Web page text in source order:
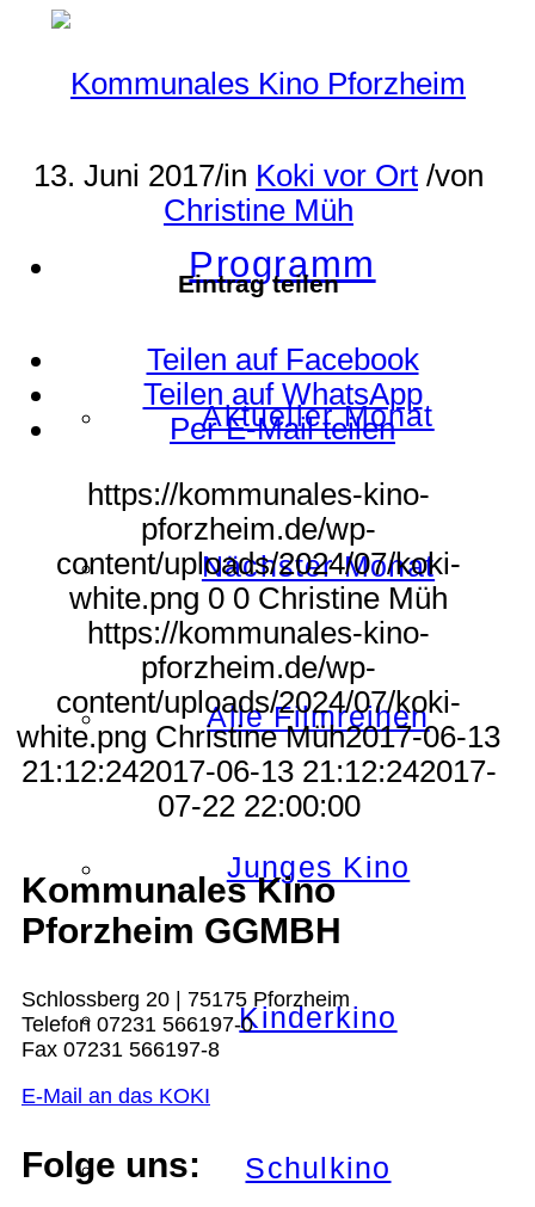
Programm
Aktueller Monat
Nächster Monat
Alle Filmreihen
Junges Kino
Kinderkino
Schulkino
13. Juni 2017/in Koki vor Ort /von
Christine Müh
Eintrag teilen
Teilen auf Facebook
Teilen auf WhatsApp
Per E-Mail teilen
https://kommunales-kino-
pforzheim.de/wp-
content/uploads/2024/07/koki-
white.png 0 0 Christine Müh
https://kommunales-kino-
pforzheim.de/wp-
content/uploads/2024/07/koki-
white.png Christine Müh2017-06-13
21:12:242017-06-13 21:12:242017-
07-22 22:00:00
Kommunales Kino
Pforzheim GGMBH
Schlossberg 20 | 75175 Pforzheim
Telefon 07231 566197-0
Fax 07231 566197-8
E-Mail an das KOKI
Folge uns: